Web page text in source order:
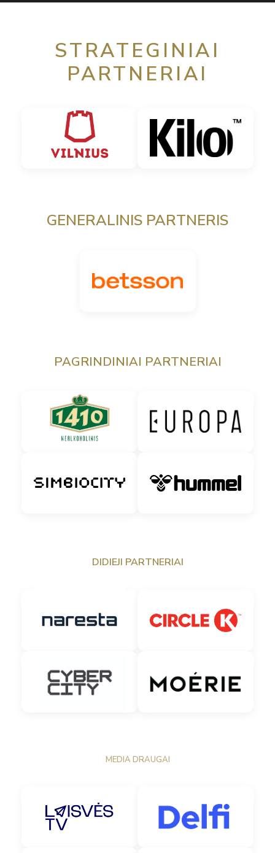
STRATEGINIAI
PARTNERIAI
GENERALINIS PARTNERIS
PAGRINDINIAI PARTNERIAI
DIDIEJI PARTNERIAI
MEDIA DRAUGAI